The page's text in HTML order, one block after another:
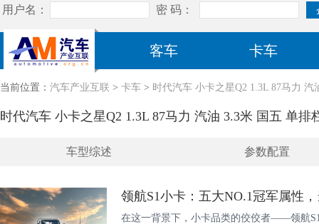
客车 卡车
当前位置： 汽车产业互联 > 卡车 > 时代汽车 小卡之星Q2 1.3L 87马力
时代汽车 小卡之星Q2 1.3L 87马力 汽油 3.3米 国五 单排
车型综述 参数配置
领航S1小卡：五大NO.1冠军属性
在这一背景下，小卡品类的佼佼者——领航